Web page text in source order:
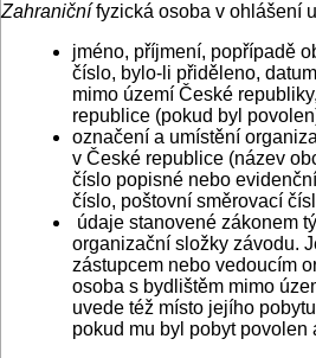
Zahraničnífyzická osoba v ohlášení
jméno, příjmení, popřípadě
číslo, bylo-li přiděleno,
mimo území České
republice (pokud byl
označení a umístění
v České republice (název
číslo popisné nebo
číslo, poštovní směrovací
údaje stanovené zákonem
organizační složky závodu.
zástupcem nebo vedoucím
osoba s bydlištěm mimo
uvede též místo jejího
pokud mu byl pobyt povolen